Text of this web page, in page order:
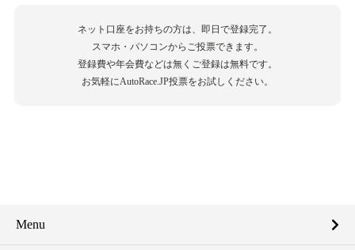
ネット口座をお持ちの方は、即日で登録完了。
スマホ・パソコンからご投票できます。
登録費や年会費などは無くご登録は無料です。
お気軽にAutoRace.JP投票をお試しください。
Menu